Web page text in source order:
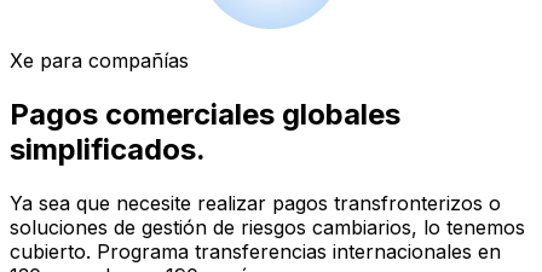
Xe para compañías
Pagos comerciales globales
simplificados.
Ya sea que necesite realizar pagos transfronterizos o
soluciones de gestión de riesgos cambiarios, lo tenemos
cubierto. Programa transferencias internacionales en